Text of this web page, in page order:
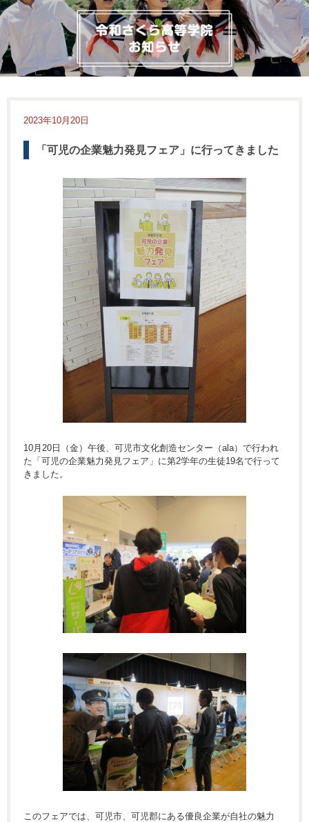
2023年10月20日
「可児の企業魅力発見フェア」に行ってきました
10月20日（金）午後、可児市文化創造センター（ala）で行われ
た「可児の企業魅力発見フェア」に第2学年の生徒19名で行って
きました。
このフェアでは、可児市、可児郡にある優良企業が自社の魅力